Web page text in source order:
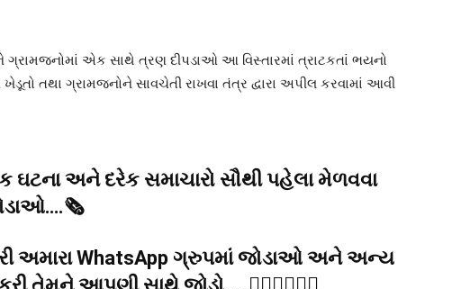
એક સાથે ત્રણ દીપડાઓ આ વિસ્તારમાં ત્રાટકતાં ભયનો
તથા ગ્રામજનોને સાવચેતી રાખવા તંત્ર દ્વારા અપીલ કરવામાં આવી
ઘટના અને દરેક સમાચારો સૌથી પહેલા મેળવવા
અમારા WhatsApp ગ્રુપમાં જોડાઓ અને અન્ય